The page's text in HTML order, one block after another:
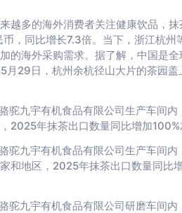
越多的海外消费者关注健康饮品，
币，同比增长7.3倍。当下，浙江杭
的海外采购需求。据了解，中国是
月29日，杭州余杭径山大片的茶园
驼九宇有机食品有限公司生产车间
2025年抹茶出口数量同比增加
驼九宇有机食品有限公司生产车间
和地区，2025年抹茶出口数量同比
驼九宇有机食品有限公司研磨车间